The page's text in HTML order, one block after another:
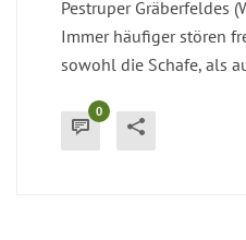
Pestruper Gräberfeldes
Immer häufiger stören
sowohl die Schafe, als
0